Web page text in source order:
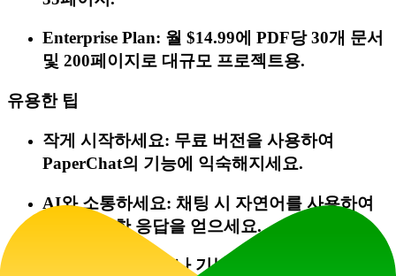
Enterprise Plan: 월 $14.99에 PDF당 30개 문서
및 200페이지로 대규모 프로젝트용.
유용한 팁
작게 시작하세요: 무료 버전을 사용하여
PaperChat의 기능에 익숙해지세요.
AI와 소통하세요: 채팅 시 자연어를 사용하여
가장 정확한 응답을 얻으세요.
도움말 클릭: 문서나 기능에 대해 질문이 있으